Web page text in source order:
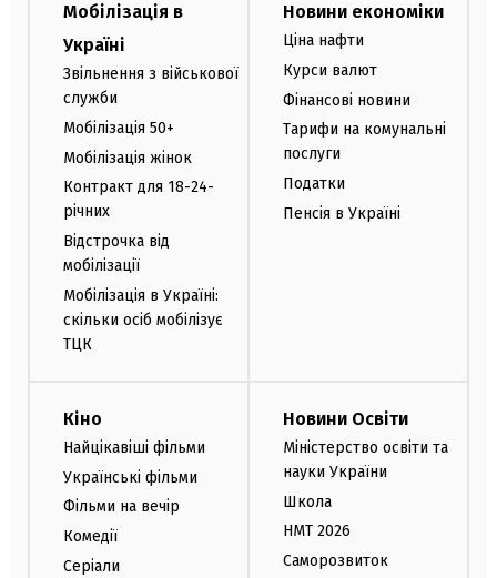
Мобілізація в
Україні
Звільнення з військової
служби
Мобілізація 50+
Мобілізація жінок
Контракт для 18-24-
річних
Відстрочка від
мобілізації
Мобілізація в Україні:
скільки осіб мобілізує
ТЦК
Новини економіки
Ціна нафти
Курси валют
Фінансові новини
Тарифи на комунальні
послуги
Податки
Пенсія в Україні
Кіно
Найцікавіші фільми
Українські фільми
Фільми на вечір
Комедії
Серіали
Новини Освіти
Міністерство освіти та
науки України
Школа
НМТ 2026
Саморозвиток